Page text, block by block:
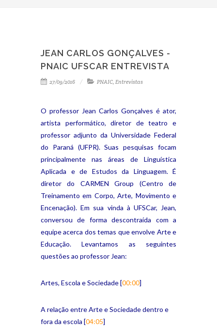
JEAN CARLOS GONÇALVES -
PNAIC UFSCAR ENTREVISTA
27/09/2016 PNAIC, Entrevistas
O professor Jean Carlos Gonçalves é ator,
artista performático, diretor de teatro e
professor adjunto da Universidade Federal
do Paraná (UFPR). Suas pesquisas focam
principalmente nas áreas de Linguística
Aplicada e de Estudos da Linguagem. É
diretor do CARMEN Group (Centro de
Treinamento em Corpo, Arte, Movimento e
Encenação). Em sua vinda à UFSCar, Jean,
conversou de forma descontraída com a
equipe acerca dos temas que envolve Arte e
Educação. Levantamos as seguintes
questões ao professor Jean:
Artes, Escola e Sociedade [00:00]
A relação entre Arte e Sociedade dentro e
fora da escola [04:05]